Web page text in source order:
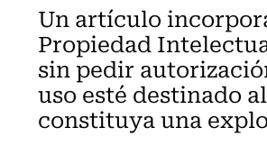
Un artículo
Propiedad
sin pedir
uso esté destinado
constituya una